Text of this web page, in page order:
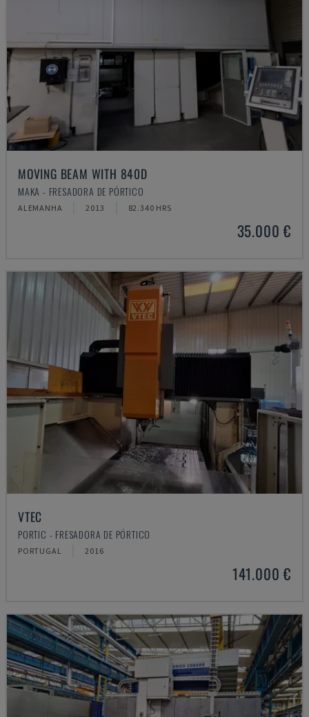
MOVING BEAM WITH 840D
MAKA - FRESADORA DE PÓRTICO
ALEMANHA 2013 82.340 HRS
35.000 €
VTEC
PORTIC - FRESADORA DE PÓRTICO
PORTUGAL 2016
141.000 €